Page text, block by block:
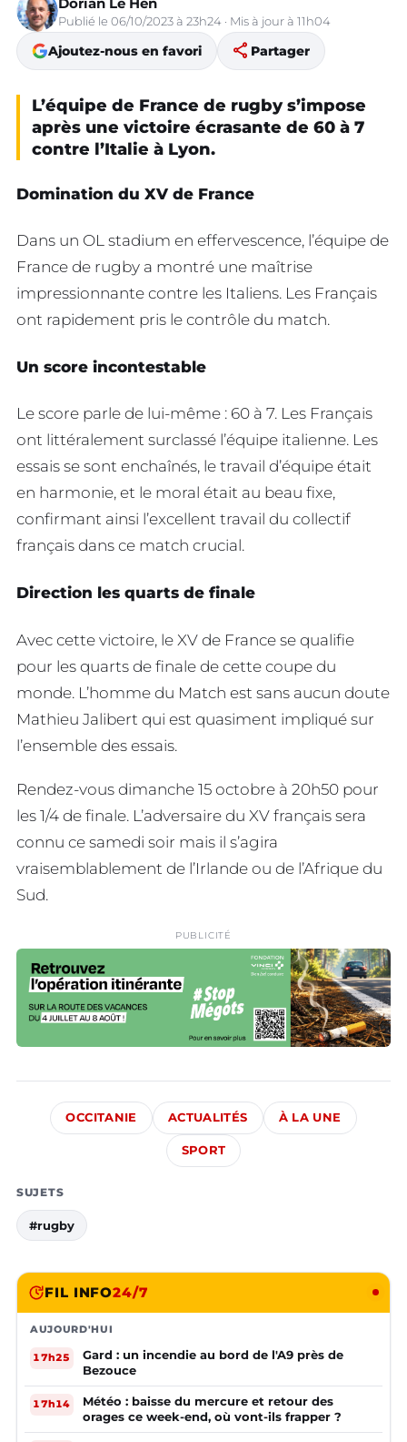
Publié le 06/10/2023 à 23h24 · Mis à jour à 11h04
Ajoutez-nous en favori share Partager
L’équipe de France de rugby s’impose
après une victoire écrasante de 60 à 7
contre l’Italie à Lyon.
Domination du XV de France
Dans un OL stadium en effervescence, l’équipe de
France de rugby a montré une maîtrise
impressionnante contre les Italiens. Les Français
ont rapidement pris le contrôle du match.
Un score incontestable
Le score parle de lui-même : 60 à 7. Les Français
ont littéralement surclassé l’équipe italienne. Les
essais se sont enchaînés, le travail d’équipe était
en harmonie, et le moral était au beau fixe,
confirmant ainsi l’excellent travail du collectif
français dans ce match crucial.
Direction les quarts de finale
Avec cette victoire, le XV de France se qualifie
pour les quarts de finale de cette coupe du
monde. L’homme du Match est sans aucun doute
Mathieu Jalibert qui est quasiment impliqué sur
l’ensemble des essais.
Rendez-vous dimanche 15 octobre à 20h50 pour
les 1/4 de finale. L’adversaire du XV français sera
connu ce samedi soir mais il s’agira
vraisemblablement de l’Irlande ou de l’Afrique du
Sud.
PUBLICITÉ
OCCITANIE ACTUALITÉS À LA UNE
SPORT
SUJETS
#rugby
FIL INFO24/7
AUJOURD'HUI
17h25
Gard : un incendie au bord de l'A9 près de
Bezouce
17h14
Météo : baisse du mercure et retour des
orages ce week-end, où vont-ils frapper ?